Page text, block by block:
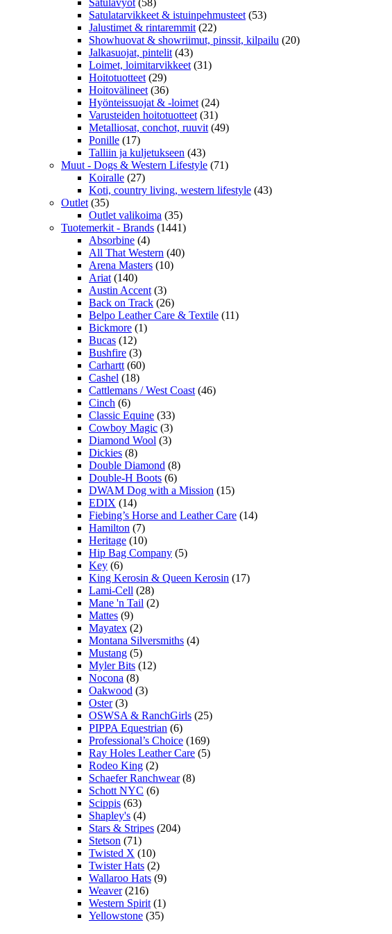
Satulavyöt (58)
Satulatarvikkeet & istuinpehmusteet (53)
Jalustimet & rintaremmit (22)
Showhuovat & showriimut, pinssit, kilpailu (20)
Jalkasuojat, pintelit (43)
Loimet, loimitarvikkeet (31)
Hoitotuotteet (29)
Hoitovälineet (36)
Hyönteissuojat & -loimet (24)
Varusteiden hoitotuotteet (31)
Metalliosat, conchot, ruuvit (49)
Ponille (17)
Talliin ja kuljetukseen (43)
Muut - Dogs & Western Lifestyle (71)
Koiralle (27)
Koti, country living, western lifestyle (43)
Outlet (35)
Outlet valikoima (35)
Tuotemerkit - Brands (1441)
Absorbine (4)
All That Western (40)
Arena Masters (10)
Ariat (140)
Austin Accent (3)
Back on Track (26)
Belpo Leather Care & Textile (11)
Bickmore (1)
Bucas (12)
Bushfire (3)
Carhartt (60)
Cashel (18)
Cattlemans / West Coast (46)
Cinch (6)
Classic Equine (33)
Cowboy Magic (3)
Diamond Wool (3)
Dickies (8)
Double Diamond (8)
Double-H Boots (6)
DWAM Dog with a Mission (15)
EDIX (14)
Fiebing’s Horse and Leather Care (14)
Hamilton (7)
Heritage (10)
Hip Bag Company (5)
Key (6)
King Kerosin & Queen Kerosin (17)
Lami-Cell (28)
Mane 'n Tail (2)
Mattes (9)
Mayatex (2)
Montana Silversmiths (4)
Mustang (5)
Myler Bits (12)
Nocona (8)
Oakwood (3)
Oster (3)
OSWSA & RanchGirls (25)
PIPPA Equestrian (6)
Professional’s Choice (169)
Ray Holes Leather Care (5)
Rodeo King (2)
Schaefer Ranchwear (8)
Schott NYC (6)
Scippis (63)
Shapley's (4)
Stars & Stripes (204)
Stetson (71)
Twisted X (10)
Twister Hats (2)
Wallaroo Hats (9)
Weaver (216)
Western Spirit (1)
Yellowstone (35)